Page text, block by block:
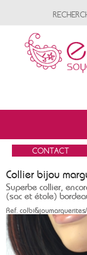
Collier bijou
Superbe collier,
(sac et étole)
Ref.